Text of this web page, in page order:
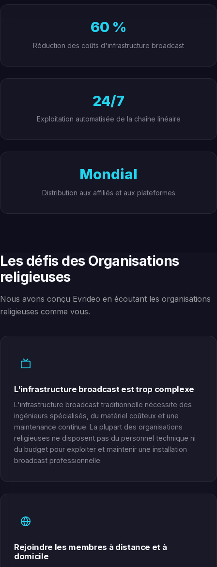
60 %
Réduction des coûts d'infrastructure broadcast
24/7
Exploitation automatisée de la chaîne linéaire
Mondial
Distribution aux affiliés et aux plateformes
Les défis des Organisations
religieuses
Nous avons conçu Evrideo en écoutant les organisations
religieuses comme vous.
L'infrastructure broadcast est trop complexe
L'infrastructure broadcast traditionnelle nécessite des
ingénieurs spécialisés, du matériel coûteux et une
maintenance continue. La plupart des organisations
religieuses ne disposent pas du personnel technique ni
du budget pour exploiter et maintenir une installation
broadcast professionnelle.
Rejoindre les membres à distance et à
domicile